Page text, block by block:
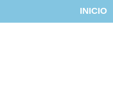
INICIO